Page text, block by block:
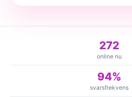
272
online nu
94%
svarsfrekvens